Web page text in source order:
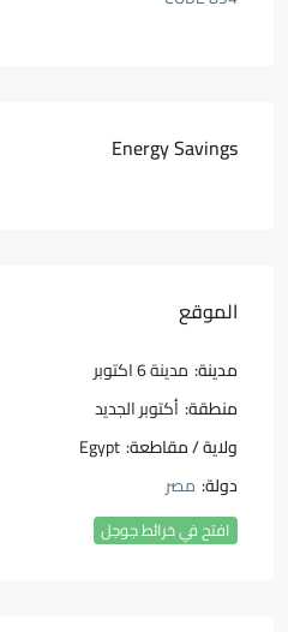
Energy Savings
الموقع
مدينة: مدينة 6 اكتوبر
منطقة: أكتوبر الجديد
ولاية / مقاطعة: Egypt
دولة: مصر
افتح في خرائط جوجل